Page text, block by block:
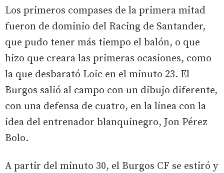
Los primeros compases de la primera mitad
fueron de dominio del Racing de Santander,
que pudo tener más tiempo el balón, o que
hizo que creara las primeras ocasiones, como
la que desbarató Loic en el minuto 23. El
Burgos salió al campo con un dibujo diferente,
con una defensa de cuatro, en la línea con la
idea del entrenador blanquinegro, Jon Pérez
Bolo.
A partir del minuto 30, el Burgos CF se estiró y